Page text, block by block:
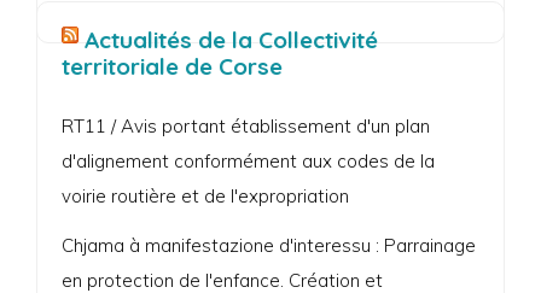
Actualités de la Collectivité
territoriale de Corse
RT11 / Avis portant établissement d'un plan
d'alignement conformément aux codes de la
voirie routière et de l'expropriation
Chjama à manifestazione d'interessu : Parrainage
en protection de l'enfance. Création et